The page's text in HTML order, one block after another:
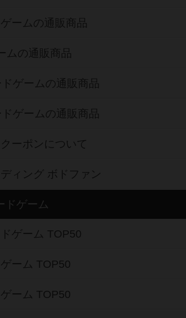
ームの通販商品
ムの通販商品
ゲームの通販商品
ゲームの通販商品
ーポンについて
ィング ボドファン
ドゲーム
ゲーム TOP50
ーム TOP50
ーム TOP50